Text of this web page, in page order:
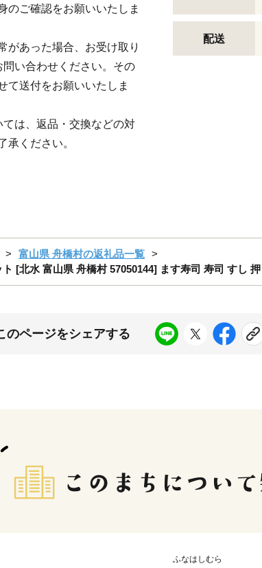
のご確認をお願いいたしま
があった場合、お受け取り
い合わせください。その
て送付をお願いいたしま
ては、返品・交換などの対
承ください。
配送
富山県 舟橋村の返礼品一覧
[北水 富山県 舟橋村 57050144] ます寿司 寿司 すし
のページをシェアする
ふなはしむら